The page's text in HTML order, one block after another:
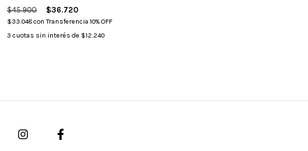
$45.900 $36.720
$33.048con Transferencia 10% OFF
3 cuotas sin interés de $12.240